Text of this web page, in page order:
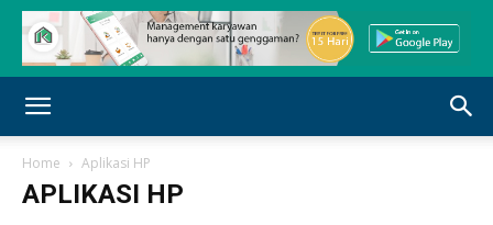
Home Aplikasi HP
APLIKASI HP